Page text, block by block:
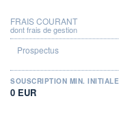
FRAIS COURANT
dont frais de gestion
SOUSCRIPTION MIN. INITIALE
0 EUR